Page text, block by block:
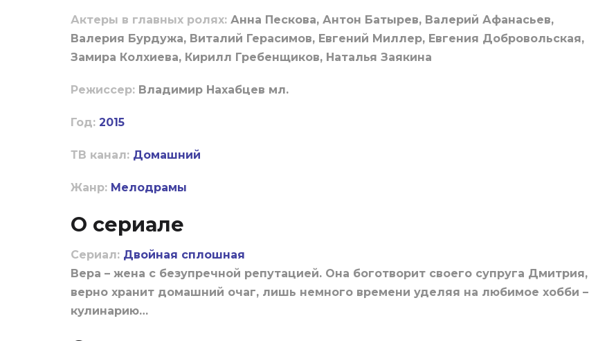
Актеры в главных ролях: Анна Пескова, Антон Батырев, Валерий Афанасьев,
Валерия Бурдужа, Виталий Герасимов, Евгений Миллер, Евгения Добровольская,
Замира Колхиева, Кирилл Гребенщиков, Наталья Заякина
Режиссер: Владимир Нахабцев мл.
Год: 2015
ТВ канал: Домашний
Жанр: Мелодрамы
О сериале
Сериал: Двойная сплошная
Вера – жена с безупречной репутацией. Она боготворит своего супруга Дмитрия,
верно хранит домашний очаг, лишь немного времени уделяя на любимое хобби –
кулинарию…